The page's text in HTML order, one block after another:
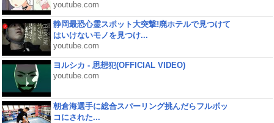
youtube.com
静岡最恐心霊スポット大突撃!廃ホテルで見つけて
はいけないモノを見つけ...
youtube.com
ヨルシカ - 思想犯(OFFICIAL VIDEO)
youtube.com
朝倉海選手に総合スパーリング挑んだらフルボッ
コにされた...